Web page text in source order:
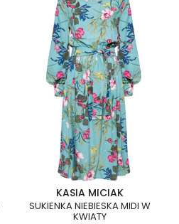
KASIA MICIAK
SUKIENKA NIEBIESKA MIDI W
KWIATY